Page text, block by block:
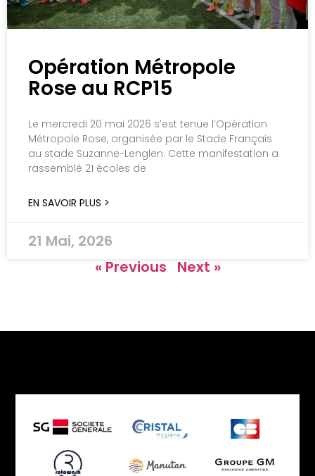
Opération Métropole
Rose au RCP15
Le mercredi 20 mai 2026 s’est tenue l’Opération
Métropole Rose, organisée par le Stade Français
au stade Suzanne-Lenglen. Cette manifestation a
rassemblé 21 écoles de
EN SAVOIR PLUS >
21 Mai, 2026
« Previous
Next »